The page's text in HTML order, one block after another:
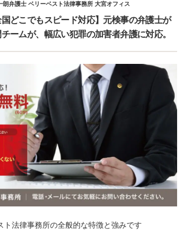
弁護士 ベリーベスト法律事務所 大宮オフィス
国どこでもスピード対応】元検事の弁護士が
ームが、幅広い犯罪の加害者弁護に対応。
法律事務所の全般的な特徴と強みです